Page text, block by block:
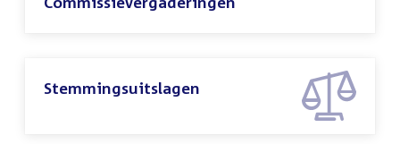
Stemmingsuitslagen